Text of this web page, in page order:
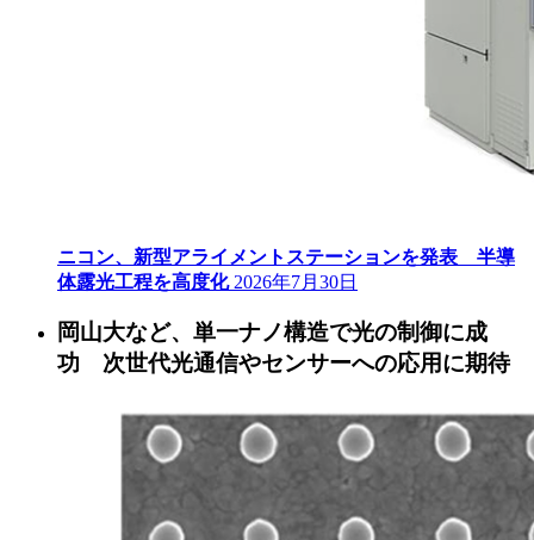
ニコン、新型アライメントステーションを発表 半導
体露光工程を高度化 2026年7月30日
岡山大など、単一ナノ構造で光の制御に成
功 次世代光通信やセンサーへの応用に期待